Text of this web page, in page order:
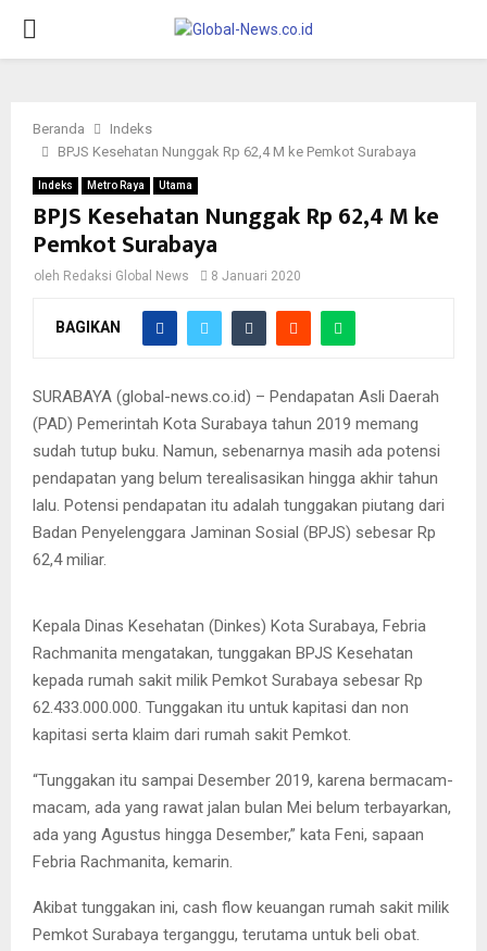
PRIMARY
Beranda
Indeks
BPJS Kesehatan Nunggak Rp 62,4 M ke Pemkot Surabaya
Indeks Metro Raya Utama
BPJS Kesehatan Nunggak Rp 62,4 M ke
Pemkot Surabaya
oleh Redaksi Global News 8 Januari 2020
BAGIKAN
SURABAYA (global-news.co.id) – Pendapatan Asli Daerah
(PAD) Pemerintah Kota Surabaya tahun 2019 memang
sudah tutup buku. Namun, sebenarnya masih ada potensi
pendapatan yang belum terealisasikan hingga akhir tahun
lalu. Potensi pendapatan itu adalah tunggakan piutang dari
Badan Penyelenggara Jaminan Sosial (BPJS) sebesar Rp
62,4 miliar.
Kepala Dinas Kesehatan (Dinkes) Kota Surabaya, Febria
Rachmanita menjelaskan tunggakan BPJS Kesehatan kepada
rumah sakit milik Pemkot Surabaya ke media, Rabu (8/1/2020).
Kepala Dinas Kesehatan (Dinkes) Kota Surabaya, Febria
Rachmanita mengatakan, tunggakan BPJS Kesehatan
kepada rumah sakit milik Pemkot Surabaya sebesar Rp
62.433.000.000. Tunggakan itu untuk kapitasi dan non
kapitasi serta klaim dari rumah sakit Pemkot.
“Tunggakan itu sampai Desember 2019, karena bermacam-
macam, ada yang rawat jalan bulan Mei belum terbayarkan,
ada yang Agustus hingga Desember,” kata Feni, sapaan
Febria Rachmanita, kemarin.
Akibat tunggakan ini, cash flow keuangan rumah sakit milik
Pemkot Surabaya terganggu, terutama untuk beli obat.